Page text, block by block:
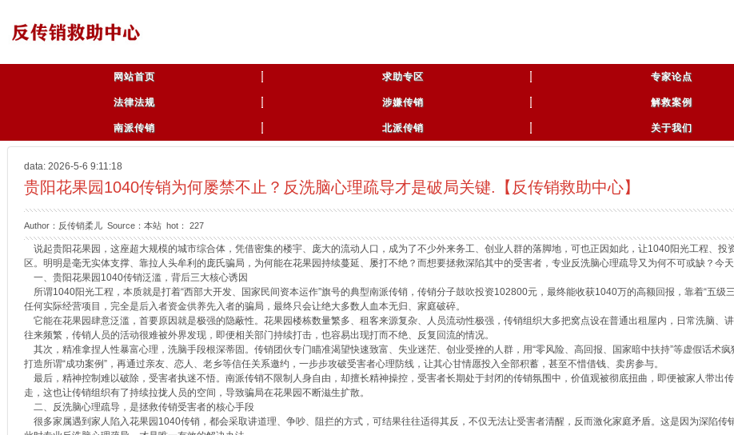
网站首页 求助专区 专家论点
法律法规 涉嫌传销 解救案例
南派传销 北派传销 关于我们
data: 2026-5-6 9:11:18
贵阳花果园1040传销为何屡禁不止？反洗脑心理疏导才是破局关键.【反传销救助中心】
Author：反传销柔儿 Source：本站 hot： 227
说起贵阳花果园，这座超大规模的城市综合体，凭借密集的楼宇、庞大的流动人口，成为了不少外来务工、创业人群的落脚地，可也正因如此，让1040阳光工程、
区。明明是毫无实体支撑、靠拉人头牟利的庞氏骗局，为何能在花果园持续蔓延、屡打不绝？而想要拯救深陷其中的受害者，专业反洗脑心理疏导又为何不可或缺？今天
一、贵阳花果园1040传销泛滥，背后三大核心诱因
所谓1040阳光工程，本质就是打着“西部大开发、国家民间资本运作”旗号的典型南派传销，传销分子鼓吹投资102800元，最终能收获1040万的高额回报，靠着“五级
任何实际经营项目，完全是后入者资金供养先入者的骗局，最终只会让绝大多数人血本无归、家庭破碎。
它能在花果园肆意泛滥，首要原因就是极强的隐蔽性。花果园楼栋数量繁多、租客来源复杂、人员流动性极强，传销组织大多把窝点设在普通出租屋内，日常洗脑、
往来频繁，传销人员的活动很难被外界发现，即便相关部门持续打击，也容易出现打而不绝、反复回流的情况。
其次，精准拿捏人性暴富心理，洗脑手段根深蒂固。传销团伙专门瞄准渴望快速致富、失业迷茫、创业受挫的人群，用“零风险、高回报、国家暗中扶持”等虚假话术疯
打造所谓“成功案例”，再通过亲友、恋人、老乡等信任关系邀约，一步步攻破受害者心理防线，让其心甘情愿投入全部积蓄，甚至不惜借钱、卖房参与。
最后，精神控制难以破除，受害者执迷不悟。南派传销不限制人身自由，却擅长精神操控，受害者长期处于封闭的传销氛围中，价值观被彻底扭曲，即便被家人带出
走，这也让传销组织有了持续拉拢人员的空间，导致骗局在花果园不断滋生扩散。
二、反洗脑心理疏导，是拯救传销受害者的核心手段
很多家属遇到家人陷入花果园1040传销，都会采取讲道理、争吵、阻拦的方式，可结果往往适得其反，不仅无法让受害者清醒，反而激化家庭矛盾。这是因为深陷传